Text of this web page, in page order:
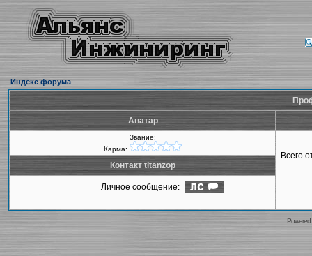
Индекс форума
Аватар
Звание:
Карма:
Всего
Контакт titanzop
Личное сообщение: